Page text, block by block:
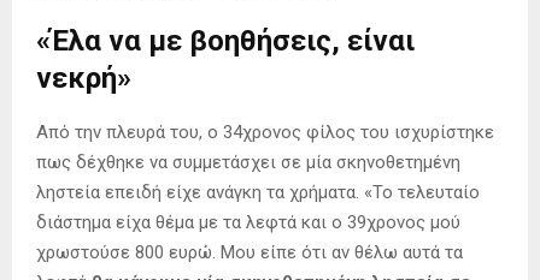
«Έλα να με βοηθήσεις, είναι
νεκρή»
Από την πλευρά του, ο 34χρονος φίλος του ισχυρίστηκε
πως δέχθηκε να συμμετάσχει σε μία σκηνοθετημένη
ληστεία επειδή είχε ανάγκη τα χρήματα. «Το τελευταίο
διάστημα είχα θέμα με τα λεφτά και ο 39χρονος μού
χρωστούσε 800 ευρώ. Μου είπε ότι αν θέλω αυτά τα